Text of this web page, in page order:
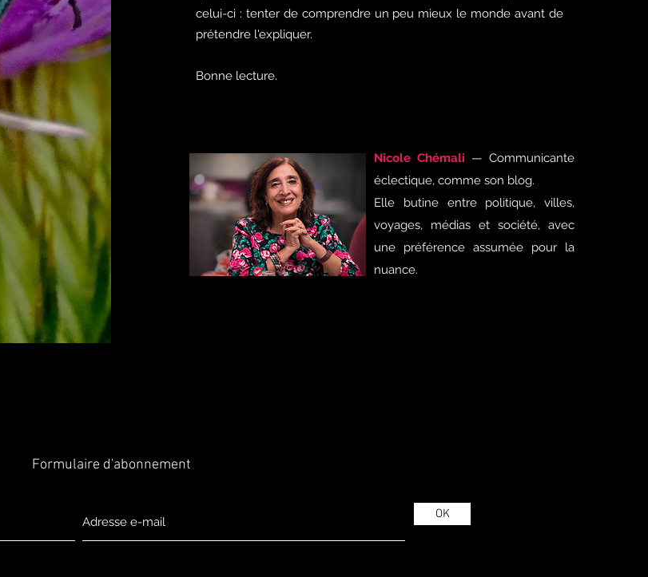
celui-ci : tenter de comprendre un peu mieux le monde avant de
prétendre l'expliquer.
Bonne lecture.
Nicole Chémali — Communicante
éclectique, comme son blog.
Elle butine entre politique, villes,
voyages, médias et société, avec
une préférence assumée pour la
nuance.
Formulaire d'abonnement
OK